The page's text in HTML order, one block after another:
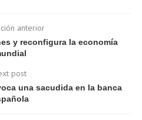
anterior
y reconfigura la economía
post
una sacudida en la banca